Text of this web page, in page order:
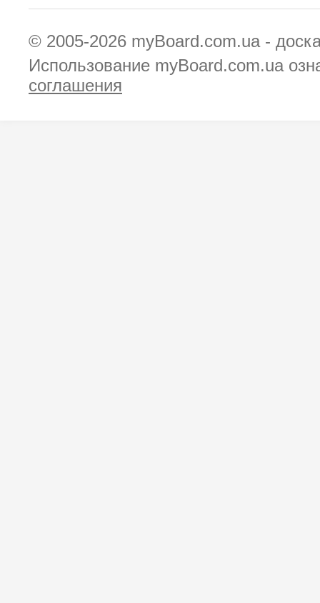
© 2005-2026 myBoard.com.ua -
Использование myBoard.com.ua
соглашения